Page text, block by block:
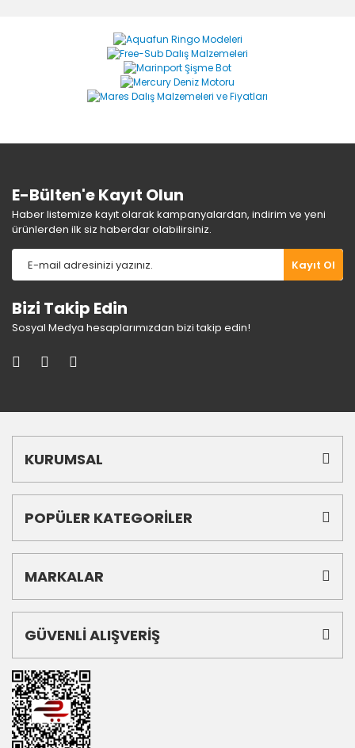
Yorum Yaz
Ürün resmi kalitesiz, bozuk veya görüntülenemiyor.
Ürün açıklamasında eksik bilgiler bulunuyor.
Ürün bilgilerinde hatalar bulunuyor.
E-Bülten'e Kayıt Olun
Haber listemize kayıt olarak kampanyalardan, indirim ve yeni
ürünlerden ilk siz haberdar olabilirsiniz.
Kayıt Ol
Bizi Takip Edin
Sosyal Medya hesaplarımızdan bizi takip edin!
KURUMSAL
POPÜLER KATEGORİLER
MARKALAR
GÜVENLİ ALIŞVERİŞ